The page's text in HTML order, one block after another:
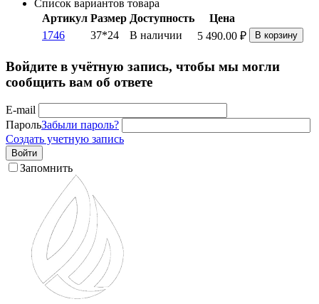
Список вариантов товара
Артикул Размер Доступность
Цена
1746
37*24 В наличии 5 490.00 ₽ В корзину
Войдите в учётную запись, чтобы мы могли
сообщить вам об ответе
E-mail
ПарольЗабыли пароль?
Создать учетную запись
Войти
Запомнить